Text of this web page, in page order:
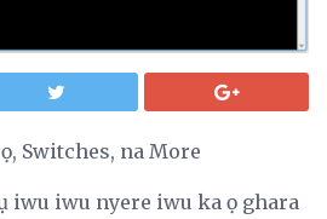
Switches, na More
iwu iwu nyere iwu ka ọ ghara